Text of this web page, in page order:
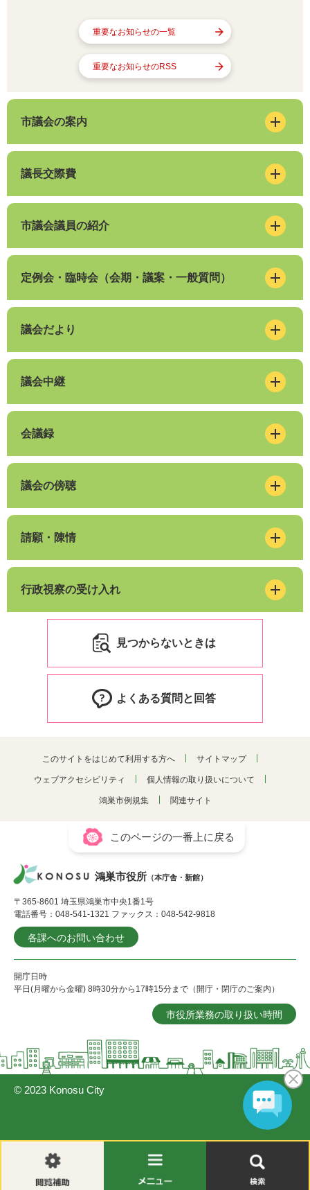
重要なお知らせの一覧
重要なお知らせのRSS
市議会の案内
議長交際費
市議会議員の紹介
定例会・臨時会（会期・議案・一般質問）
議会だより
議会中継
会議録
議会の傍聴
請願・陳情
行政視察の受け入れ
見つからないときは
よくある質問と回答
このサイトをはじめて利用する方へ サイトマップ
ウェブアクセシビリティ 個人情報の取り扱いについて
鴻巣市例規集 関連サイト
このページの一番上に戻る
鴻巣市役所 （本庁舎・新館）
〒365-8601 埼玉県鴻巣市中央1番1号
電話番号：048-541-1321 ファックス：048-542-9818
各課へのお問い合わせ
開庁日時
平日(月曜から金曜) 8時30分から17時15分まで（開庁・閉庁のご案内）
市役所業務の取り扱い時間
© 2023 Konosu City